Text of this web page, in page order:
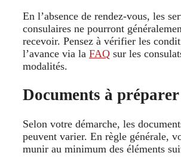
En l’absence de rendez-vous, les
consulaires ne pourront
recevoir. Pensez à vérifier les
l’avance via la FAQ sur les
modalités.
Documents à préparer
Selon votre démarche, les
peuvent varier. En règle générale,
munir au minimum des éléments